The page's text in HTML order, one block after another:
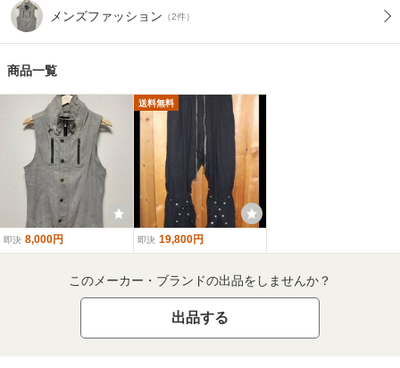
メンズファッション （2件）
商品一覧
即決 8,000円
送料無料
即決 19,800円
このメーカー・ブランドの出品をしませんか？
出品する